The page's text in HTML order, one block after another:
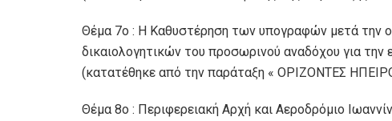
Θέμα 7ο : Η Καθυστέρηση των υπογραφών μετά την
δικαιολογητικών του προσωρινού αναδόχου για την
(κατατέθηκε από την παράταξη « ΟΡΙΖΟΝΤΕΣ
Θέμα 8ο : Περιφερειακή Αρχή και Αεροδρόμιο